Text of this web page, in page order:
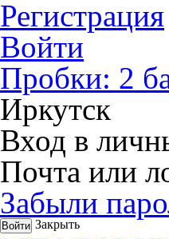
Регистрация
Войти
Пробки: 2
Иркутск
Вход в
Почта или
Забыли
Закрыть